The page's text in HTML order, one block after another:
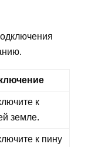
к
земле.
к пину